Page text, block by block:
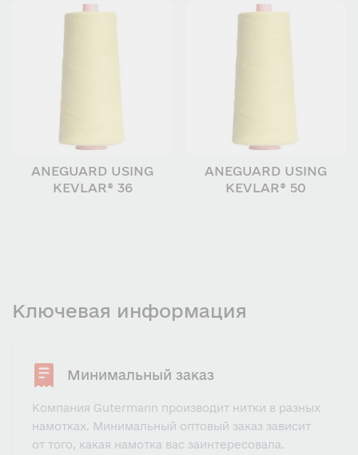
ANEGUARD USING
KEVLAR® 36
ANEGUARD USING
KEVLAR® 50
Ключевая информация
Минимальный заказ
Компания Gutermann производит нитки в разных
намотках. Минимальный оптовый заказ зависит
от того, какая намотка вас заинтересовала.